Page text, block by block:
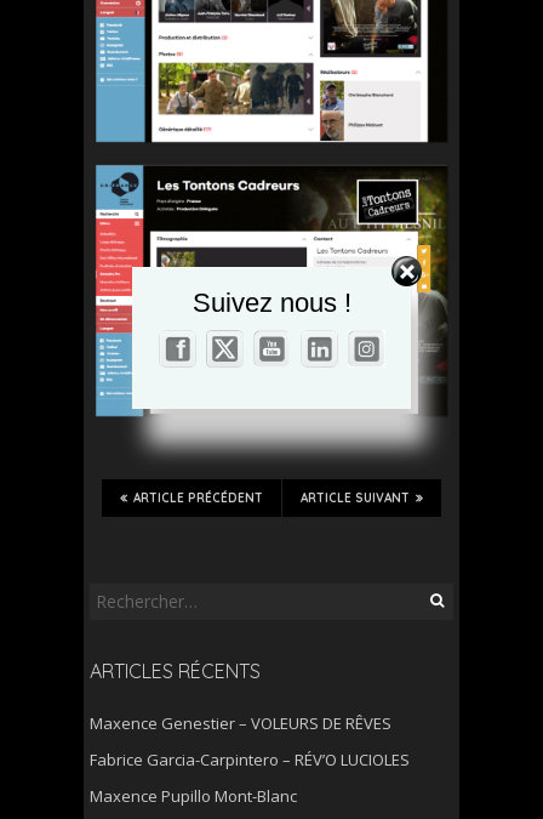
ARTICLE SUIVANT
ARTICLE PRÉCÉDENT
Rechercher :
ARTICLES RÉCENTS
Maxence Genestier – VOLEURS DE RÊVES
Fabrice Garcia-Carpintero – RÉV’O LUCIOLES
Maxence Pupillo Mont-Blanc
Suivez nous !
Set Youtube Channel ID